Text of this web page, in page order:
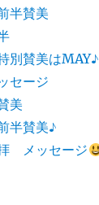
半賛美
別賛美はMAY♪
セージ
美
半賛美♪
メッセージ